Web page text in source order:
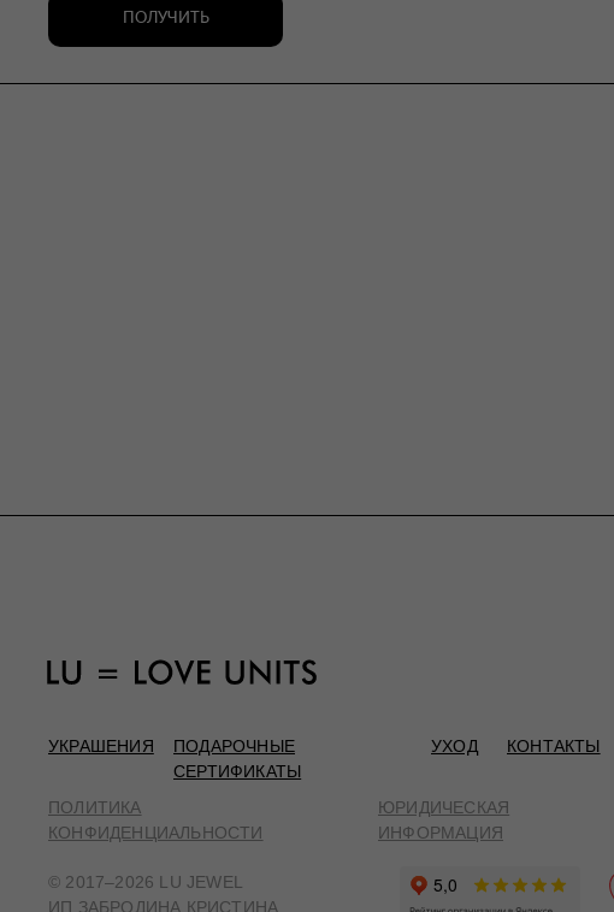
ПОЛУЧИТЬ
ПОЛИТИКА
КОНФИДЕНЦИАЛЬНОСТИ
ЮРИДИЧЕСКАЯ
ИНФОРМАЦИЯ
© 2017–2026 LU JEWEL
ИП ЗАБРОДИНА КРИСТИНА
УКРАШЕНИЯ
ПОДАРОЧНЫЕ
СЕРТИФИКАТЫ
КОНТАКТЫ
УХОД